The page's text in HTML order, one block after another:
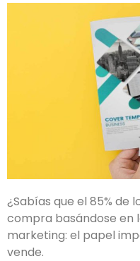
¿Sabías que el 85% de
compra basándose en
marketing: el papel
vende.